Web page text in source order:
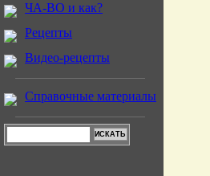
ЧА-ВО и как?
Рецепты
Видео-рецепты
Справочные материалы